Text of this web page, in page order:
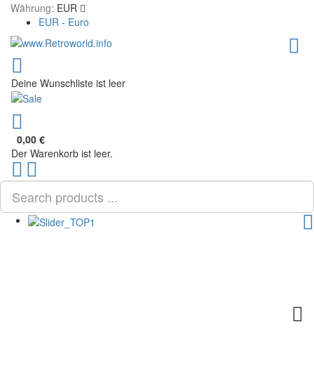
Währung: EUR
EUR - Euro
Deine Wunschliste ist leer
0,00 €
Der Warenkorb ist leer.
Scroll
to
Top
PLG_SYSTEM_VPFRAMEWORK_SCROLL_TO_BOTTOM